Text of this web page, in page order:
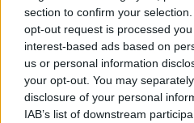
section to confirm your
opt-out request is processed
interest-based ads based on
us or personal information
your opt-out. You may
disclosure of your personal
IAB’s list of downstream